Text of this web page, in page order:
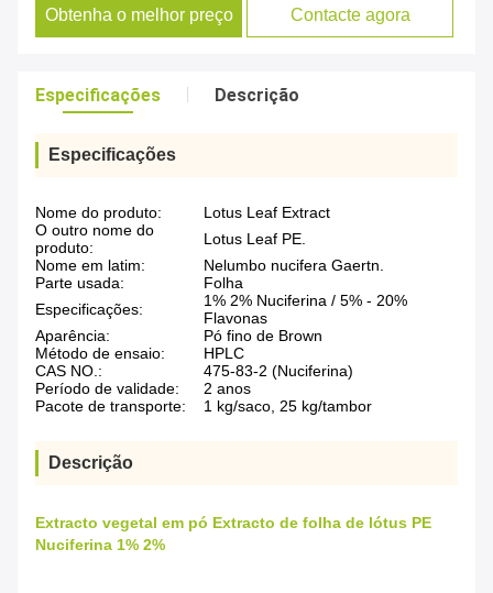
Obtenha o melhor preço Contacte agora
Especificações Descrição
Especificações
Nome do produto:
Lotus Leaf Extract
O outro nome do
produto:
Lotus Leaf PE.
Nome em latim:
Nelumbo nucifera Gaertn.
Parte usada:
Folha
Especificações:
1% 2% Nuciferina / 5% - 20%
Flavonas
Aparência:
Pó fino de Brown
Método de ensaio:
HPLC
CAS NO.:
475-83-2 (Nuciferina)
Período de validade:
2 anos
Pacote de transporte:
1 kg/saco, 25 kg/tambor
Descrição
Extracto vegetal em pó Extracto de folha de lótus PE
Nuciferina 1% 2%